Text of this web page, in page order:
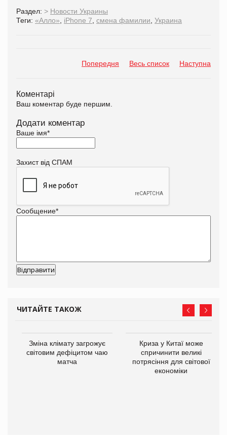
Раздел: > Новости Украины
Теги: «Алло» iPhone 7 смена фамилии Украина
Попередня Весь список Наступна
Коментарі
Ваш коментар буде першим.
Додати коментар
Ваше імя*
Захист від СПАМ
Сообщение*
ЧИТАЙТЕ ТАКОЖ
Зміна клімату загрожує
світовим дефіцитом чаю
матча
Криза у Китаї може
спричинити великі
потрясіння для світової
економіки